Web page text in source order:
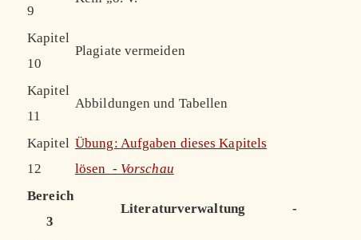
9
Kapitel
10
Plagiate vermeiden
Kapitel
11
Abbildungen und Tabellen
Kapitel
12
Übung: Aufgaben dieses Kapitels
lösen - Vorschau
Bereich
3
Literaturverwaltung -